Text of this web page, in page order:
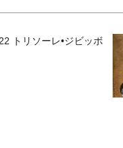
トリソーレ•ジビッボ